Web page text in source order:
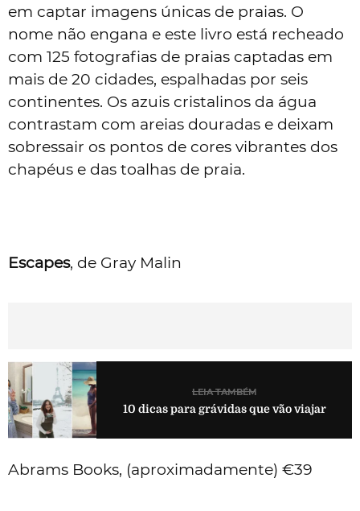
em captar imagens únicas de praias. O
nome não engana e este livro está recheado
com 125 fotografias de praias captadas em
mais de 20 cidades, espalhadas por seis
continentes. Os azuis cristalinos da água
contrastam com areias douradas e deixam
sobressair os pontos de cores vibrantes dos
chapéus e das toalhas de praia.
Escapes, de Gray Malin
LEIA TAMBÉM
10 dicas para grávidas que vão viajar
Abrams Books, (aproximadamente) €39